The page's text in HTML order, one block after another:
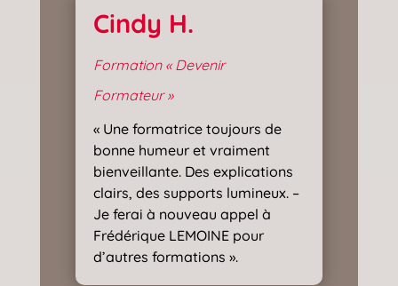
Cindy H.
Formation « Devenir
Formateur »
« Une formatrice toujours de
bonne humeur et vraiment
bienveillante. Des explications
clairs, des supports lumineux. –
Je ferai à nouveau appel à
Frédérique LEMOINE pour
d’autres formations ».